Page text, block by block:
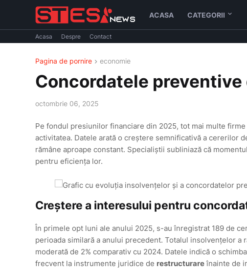
ACASA CATEGORII
Acasa Despre Contact
Pagina de pornire economie
Concordatele preventive
octombrie 06, 2025
Pe fondul presiunilor financiare din 2025, tot mai multe
activitatea. Datele arată o creștere semnificativă a cererilor
rămâne aproape constant. Specialiștii subliniază că
pentru eficiența lor.
Creștere a interesului pentru
În primele opt luni ale anului 2025, s-au înregistrat 189 de
perioada similară a anului precedent. Totalul insolvențelor
moderată de 2% comparativ cu 2024. Datele indică o
frecvent la instrumente juridice de restructurareînainte de